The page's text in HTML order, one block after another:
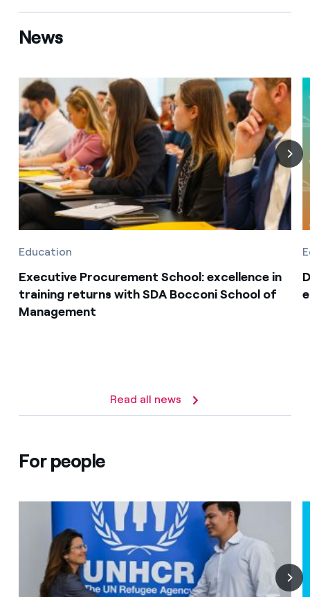
News
Education
Executive Procurement School: excellence in
training returns with SDA Bocconi School of
Management
Read all news
For people